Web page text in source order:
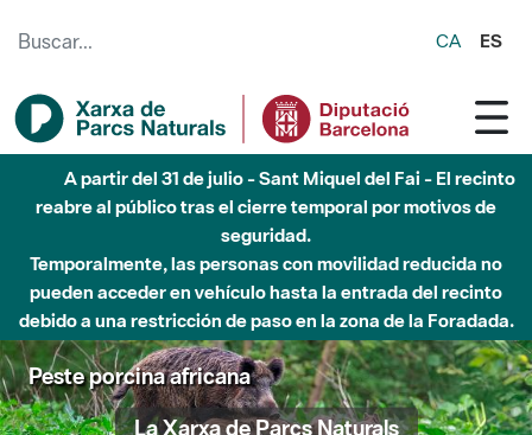
CA ES
A partir del 31 de julio - Sant Miquel del Fai - El recinto
reabre al público tras el cierre temporal por motivos de
seguridad.
Temporalmente, las personas con movilidad reducida no
pueden acceder en vehículo hasta la entrada del recinto
debido a una restricción de paso en la zona de la Foradada.
Peste porcina africana
La Xarxa de Parcs Naturals